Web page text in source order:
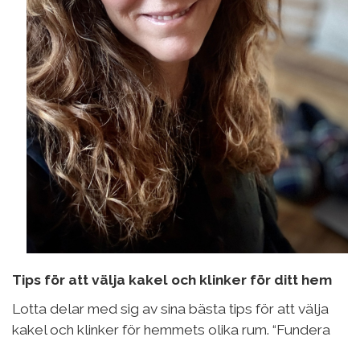
Tips för att välja kakel och klinker för ditt hem
Lotta delar med sig av sina bästa tips för att välja
kakel och klinker för hemmets olika rum. “Fundera